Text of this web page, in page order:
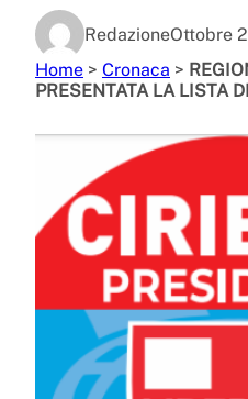
RedazioneOttobre
Home > Cronaca >
PRESENTATA LA LISTA